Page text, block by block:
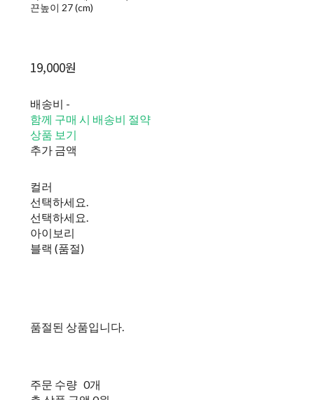
끈높이 27 (cm)
19,000원
배송비 -
함께 구매 시 배송비 절약
상품 보기
추가 금액
컬러
선택하세요.
선택하세요.
아이보리
블랙 (품절)
품절된 상품입니다.
주문 수량 0개